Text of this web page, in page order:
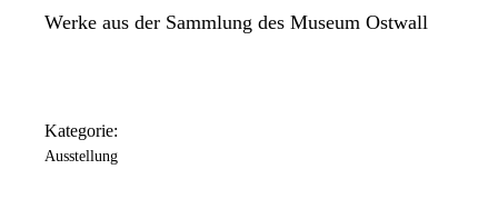
Werke aus der Sammlung des Museum Ostwall
Kategorie:
Ausstellung